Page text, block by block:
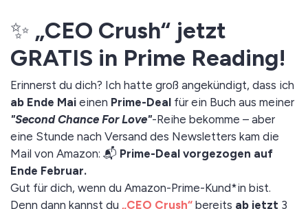
✨ „CEO Crush“ jetzt
GRATIS in Prime Reading!
Erinnerst du dich? Ich hatte groß angekündigt, dass ich
ab Ende Mai einen Prime-Deal für ein Buch aus meiner
"Second Chance For Love"-Reihe bekomme – aber
eine Stunde nach Versand des Newsletters kam die
Mail von Amazon: 📬 Prime-Deal vorgezogen auf
Ende Februar.
Gut für dich, wenn du Amazon-Prime-Kund*in bist.
Denn dann kannst du „CEO Crush“ bereits ab jetzt 3